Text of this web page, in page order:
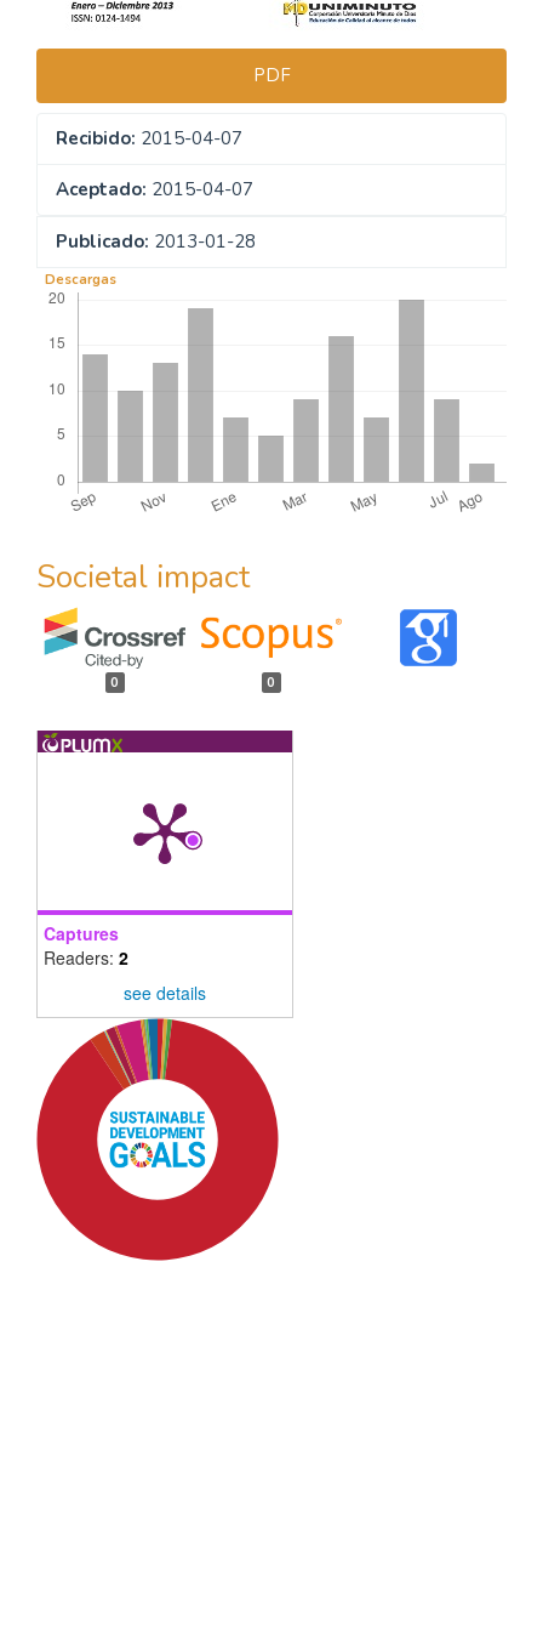
PDF
Recibido: 2015-04-07
Aceptado: 2015-04-07
Publicado: 2013-01-28
Descargas
Societal impact
0 0
Captures
Readers: 2
see details